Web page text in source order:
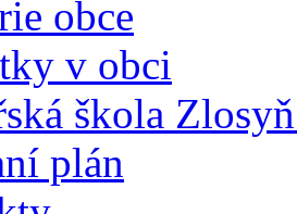
obce
v obci
škola
plán